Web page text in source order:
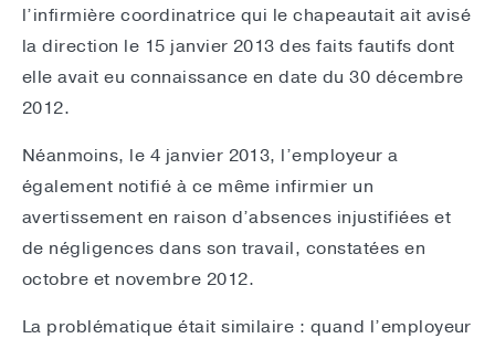
l’infirmière coordinatrice qui le chapeautait ait avisé
la direction le 15 janvier 2013 des faits fautifs dont
elle avait eu connaissance en date du 30 décembre
2012.
Néanmoins, le 4 janvier 2013, l’employeur a
également notifié à ce même infirmier un
avertissement en raison d’absences injustifiées et
de négligences dans son travail, constatées en
octobre et novembre 2012.
La problématique était similaire : quand l’employeur